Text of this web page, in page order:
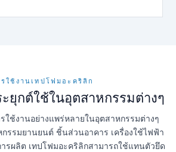
ใช้งานเทปโฟมอะคริลิก
ยุกต์ใช้ในอุตสาหกรรมต่างๆ
ใช้งานอย่างแพร่หลายในอุตสาหกรรมต่างๆ
กรรมยานยนต์ ชิ้นส่วนอาคาร เครื่องใช้ไฟฟ้า
รผลิต เทปโฟมอะคริลิกสามารถใช้แทนตัวยึด